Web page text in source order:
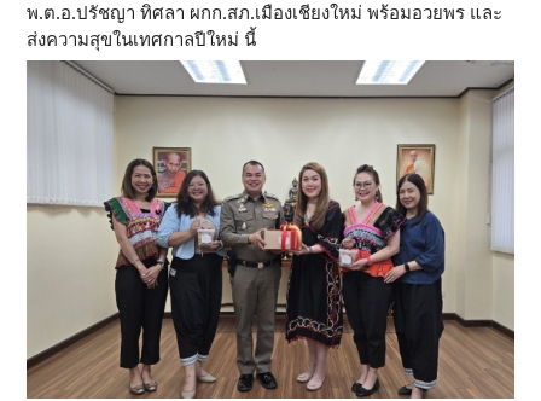
พ.ต.อ.ปรัชญา ทิศลา ผกก.สภ.เมืองเชียงใหม่ พร้อมอวยพร และ
ส่งความสุขในเทศกาลปีใหม่ นี้